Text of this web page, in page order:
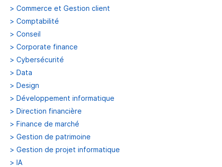
> Commerce et Gestion client
> Comptabilité
> Conseil
> Corporate finance
> Cybersécurité
> Data
> Design
> Développement informatique
> Direction financière
> Finance de marché
> Gestion de patrimoine
> Gestion de projet informatique
> IA